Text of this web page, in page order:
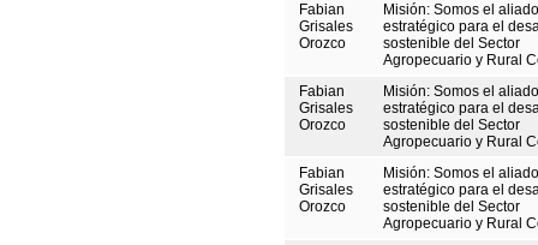
Fabian
Grisales
Orozco
Misión: Somos el aliado
estratégico para el
sostenible del Sector
Agropecuario y Rural
Fabian
Grisales
Orozco
Misión: Somos el aliado
estratégico para el
sostenible del Sector
Agropecuario y Rural
Fabian
Grisales
Orozco
Misión: Somos el aliado
estratégico para el
sostenible del Sector
Agropecuario y Rural